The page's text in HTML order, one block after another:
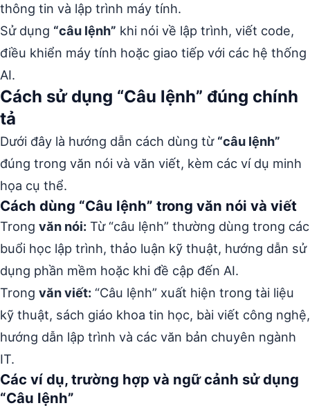
thông tin và lập trình máy tính.
Sử dụng “câu lệnh” khi nói về lập trình, viết code,
điều khiển máy tính hoặc giao tiếp với các hệ thống
AI.
Cách sử dụng “Câu lệnh” đúng chính
tả
Dưới đây là hướng dẫn cách dùng từ “câu lệnh”
đúng trong văn nói và văn viết, kèm các ví dụ minh
họa cụ thể.
Cách dùng “Câu lệnh” trong văn nói và viết
Trong văn nói: Từ “câu lệnh” thường dùng trong các
buổi học lập trình, thảo luận kỹ thuật, hướng dẫn sử
dụng phần mềm hoặc khi đề cập đến AI.
Trong văn viết: “Câu lệnh” xuất hiện trong tài liệu
kỹ thuật, sách giáo khoa tin học, bài viết công nghệ,
hướng dẫn lập trình và các văn bản chuyên ngành
IT.
Các ví dụ, trường hợp và ngữ cảnh sử dụng
“Câu lệnh”